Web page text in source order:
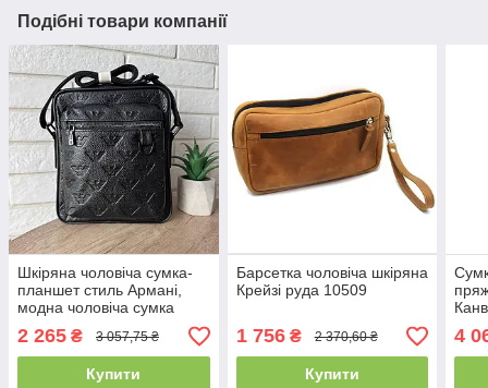
Подібні товари компанії
Шкіряна чоловіча сумка-
планшет стиль Армані,
модна чоловіча сумка
барсетка Armani з
натуральної шкіри чорна
2 265 ₴ 3 057,75 ₴
Купити
Барсетка чоловіча шкіряна
Крейзі руда 10509
1 756₴ 2 370,60 ₴
Купити
4